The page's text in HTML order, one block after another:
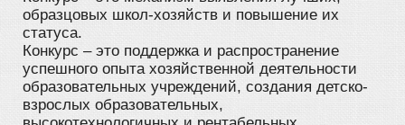
образцовых школ-хозяйств и повышение их
статуса.
Конкурс – это поддержка и распространение
успешного опыта хозяйственной деятельности
образовательных учреждений, создания детско-
взрослых образовательных,